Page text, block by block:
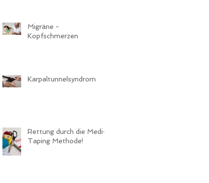
Migräne -
Kopfschmerzen
Karpaltunnelsyndrom
Rettung durch die Medi-
Taping Methode!